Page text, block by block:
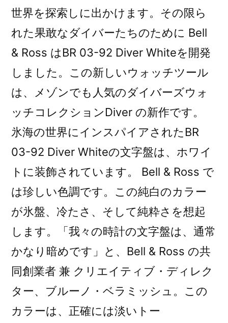
世界を探索しに出かけます。その限ら
れた果敢なダイバーたちのために Bell
& Ross はBR 03-92 Diver Whiteを開発
しました。この新しいウォッチツール
は、メゾンでも人気のダイバーズウォ
ッチコレクションDiver の新作です。
氷海の世界にインスパイアされたBR
03-92 Diver Whiteの文字盤は、ホワイ
トに装飾されています。 Bell & Ross で
は珍しい色調です。この純白のカラー
が氷盤、冷たさ、そして純粋さを想起
します。「我々の時計の文字盤は、通常
かなり暗めです」と、Bell & Ross の共
同創業者 兼 クリエイティブ・ディレク
ター、ブルーノ・ベラミッシュ。この
カラーは、正確には淡いトー